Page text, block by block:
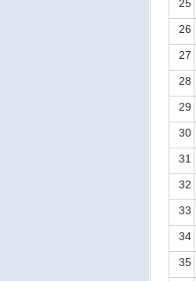
25
26
27
28
29
30
31
32
33
34
35